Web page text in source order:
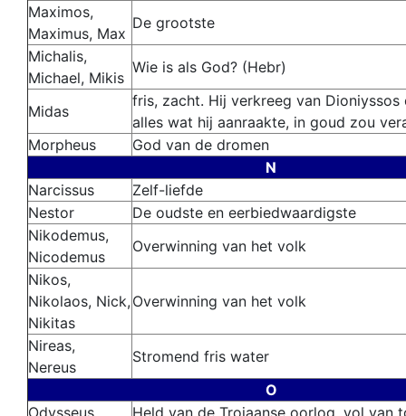
Maximos,
Maximus, Max
De grootste
Michalis,
Michael, Mikis
Wie is als God? (Hebr)
Midas
fris, zacht. Hij verkreeg van Dioniyssos
alles wat hij aanraakte, in goud zou
Morpheus
God van de dromen
N
Narcissus
Zelf-liefde
Nestor
De oudste en eerbiedwaardigste
Nikodemus,
Nicodemus
Overwinning van het volk
Nikos,
Nikolaos, Nick,
Nikitas
Overwinning van het volk
Nireas,
Nereus
Stromend fris water
O